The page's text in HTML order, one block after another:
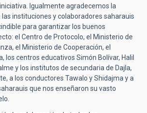
Igualmente agradecemos la
instituciones y colaboradores saharauis
para garantizar los buenos
el Centro de Protocolo, el Ministerio de
el Ministerio de Cooperación, el
los centros educativos Simón Bolívar, Halil
y los institutos de secundaria de Dajla,
a los conductores Tawalo y Shidajma y a
que nos enseñaron su vasto